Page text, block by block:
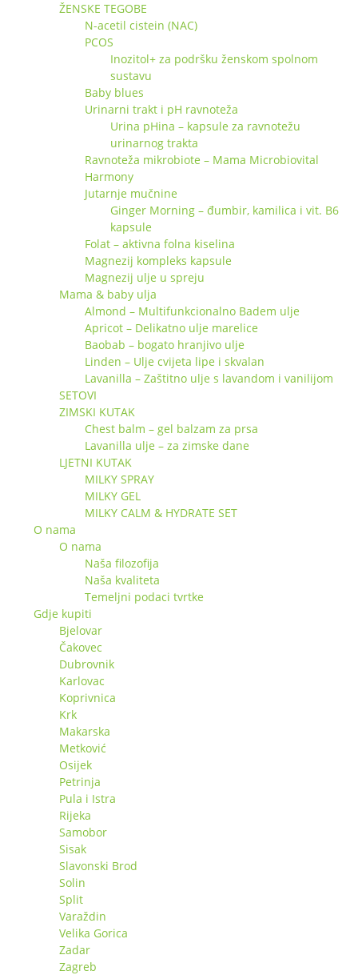
ŽENSKE TEGOBE
N-acetil cistein (NAC)
PCOS
Inozitol+ za podršku ženskom spolnom
sustavu
Baby blues
Urinarni trakt i pH ravnoteža
Urina pHina – kapsule za ravnotežu
urinarnog trakta
Ravnoteža mikrobiote – Mama Microbiovital
Harmony
Jutarnje mučnine
Ginger Morning – đumbir, kamilica i vit. B6
kapsule
Folat – aktivna folna kiselina
Magnezij kompleks kapsule
Magnezij ulje u spreju
Mama & baby ulja
Almond – Multifunkcionalno Badem ulje
Apricot – Delikatno ulje marelice
Baobab – bogato hranjivo ulje
Linden – Ulje cvijeta lipe i skvalan
Lavanilla – Zaštitno ulje s lavandom i vanilijom
SETOVI
ZIMSKI KUTAK
Chest balm – gel balzam za prsa
Lavanilla ulje – za zimske dane
LJETNI KUTAK
MILKY SPRAY
MILKY GEL
MILKY CALM & HYDRATE SET
O nama
O nama
Naša filozofija
Naša kvaliteta
Temeljni podaci tvrtke
Gdje kupiti
Bjelovar
Čakovec
Dubrovnik
Karlovac
Koprivnica
Krk
Makarska
Metković
Osijek
Petrinja
Pula i Istra
Rijeka
Samobor
Sisak
Slavonski Brod
Solin
Split
Varaždin
Velika Gorica
Zadar
Zagreb